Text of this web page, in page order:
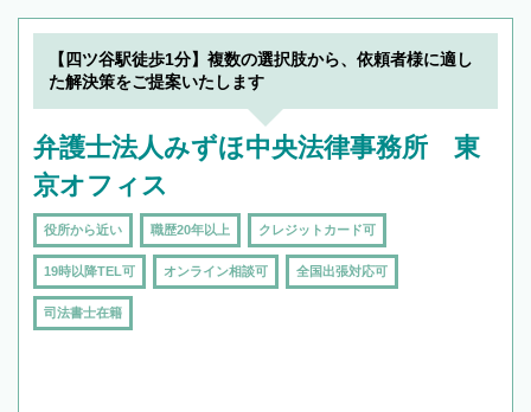
できます。また、相続は感情がからむ分野なの
でフィーリングも重要です。実際に電話や面談
で複数の弁護士と会話をしてウマが合う方に依
【四ツ谷駅徒歩1分】複数の選択肢から、依頼者様に適し
た解決策をご提案いたします
弁護士法人みずほ中央法律事務所 東
京オフィス
役所から近い 職歴20年以上 クレジットカード可
19時以降TEL可 オンライン相談可 全国出張対応可
司法書士在籍